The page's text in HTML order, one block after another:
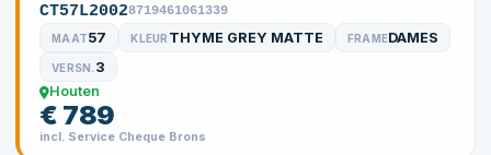
CT57L20028719461061339
MAAT57 KLEUR THYME GREY MATTE FRAMEDAMES
VERSN. 3
Houten
€ 789
incl. Service Cheque Brons